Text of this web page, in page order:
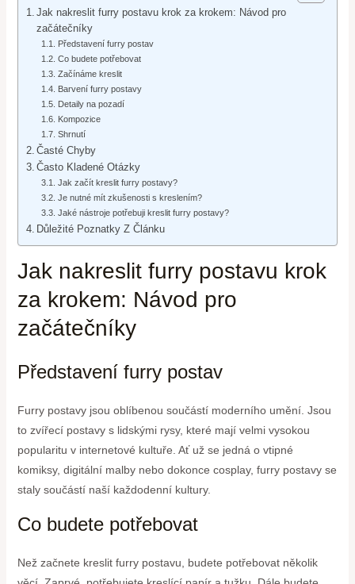
Jak nakreslit furry postavu krok za krokem: Návod pro
začátečníky
Představení furry postav
Co budete potřebovat
Začínáme kreslit
Barvení furry postavy
Detaily na pozadí
Kompozice
Shrnutí
Časté Chyby
Často Kladené Otázky
Jak začít kreslit furry postavy?
Je nutné mít zkušenosti s kreslením?
Jaké nástroje potřebuji kreslit furry postavy?
Důležité Poznatky Z Článku
Jak nakreslit furry postavu krok
za krokem: Návod pro
začátečníky
Představení furry postav
Furry postavy jsou oblíbenou součástí moderního umění. Jsou
to zvířecí postavy s lidskými rysy, které mají velmi vysokou
popularitu v internetové kultuře. Ať už se jedná o vtipné
komiksy, digitální malby nebo dokonce cosplay, furry postavy se
staly součástí naší každodenní kultury.
Co budete potřebovat
Než začnete kreslit furry postavu, budete potřebovat několik